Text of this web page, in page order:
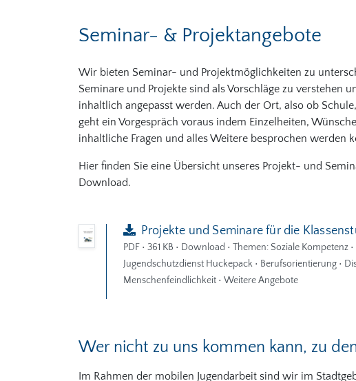
Seminar- & Projektangebote
Wir bieten Seminar- und Projektmöglichkeiten zu
Seminare und Projekte sind als Vorschläge zu verstehen
inhaltlich angepasst werden. Auch der Ort, also ob
geht ein Vorgespräch voraus indem Einzelheiten,
inhaltliche Fragen und alles Weitere besprochen werden
Hier finden Sie eine Übersicht unseres Projekt- und
Download.
Projekte und Seminare für die
PDF• 361 KB • Download • Themen: Soziale Kompetenz
Jugendschutzdienst Huckepack • Berufsorientierung •
Menschenfeindlichkeit • Weitere Angebote
Wer nicht zu uns kommen kann, zu
Im Rahmen der mobilen Jugendarbeit sind wir im